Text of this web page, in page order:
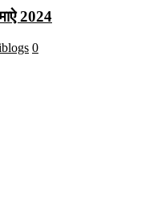
2024
0